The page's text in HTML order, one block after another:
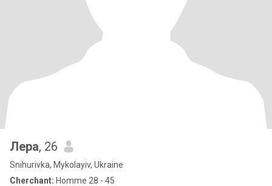
Лера, 26
Snihurivka, Mykolayiv, Ukraine
Cherchant: Homme 28 - 45